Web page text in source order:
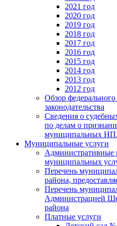
2021 год
2020 год
2019 год
2018 год
2017 год
2016 год
2015 год
2014 год
2013 год
2012 год
Обзор
законодательства
Сведения о
по делам о
муниципальных
Муниципальные услуги
Административные
муниципальных
Перечень
района,
Перечень
Администрацией
района
Платные услуги